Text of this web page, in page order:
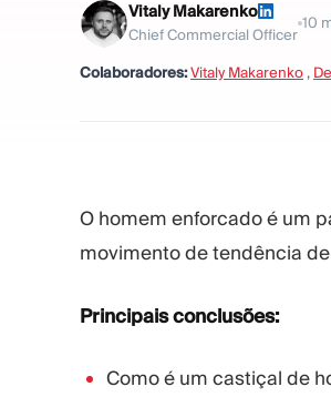
Vitaly Makarenko
Chief Commercial Officer
10
Colaboradores:Vitaly Makarenko ,
O homem enforcado é um
movimento de tendência
Principais conclusões:
Como é um castiçal de